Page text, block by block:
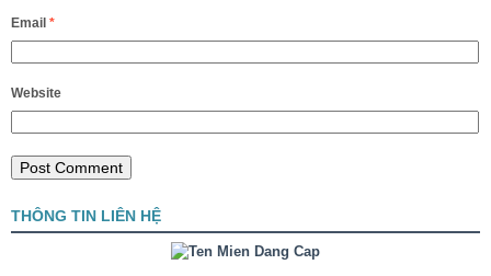
Email *
Website
THÔNG TIN LIÊN HỆ